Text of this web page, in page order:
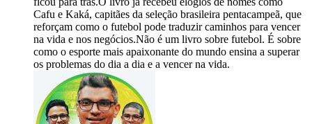
Cafu e Kaká, capitães da seleção brasileira pentacampeã, que
reforçam como o futebol pode traduzir caminhos para vencer
na vida e nos negócios.Não é um livro sobre futebol. É sobre
como o esporte mais apaixonante do mundo ensina a superar
os problemas do dia a dia e a vencer na vida.